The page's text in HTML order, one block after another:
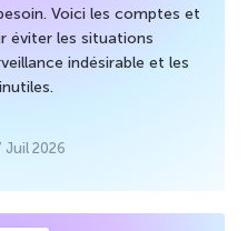
Voici les comptes et
éviter les situations
indésirable et les
Juil 2026